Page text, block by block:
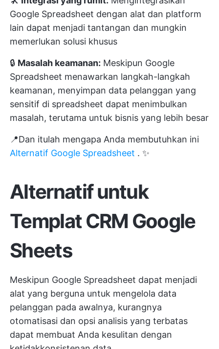
Google Spreadsheet dengan alat dan platform
lain dapat menjadi tantangan dan mungkin
memerlukan solusi khusus
🔒 Masalah keamanan: Meskipun Google
Spreadsheet menawarkan langkah-langkah
keamanan, menyimpan data pelanggan yang
sensitif di spreadsheet dapat menimbulkan
masalah, terutama untuk bisnis yang lebih besar
📍Dan itulah mengapa Anda membutuhkan ini
Alternatif Google Spreadsheet . ✨
Alternatif untuk
Templat CRM Google
Sheets
Meskipun Google Spreadsheet dapat menjadi
alat yang berguna untuk mengelola data
pelanggan pada awalnya, kurangnya
otomatisasi dan opsi analisis yang terbatas
dapat membuat Anda kesulitan dengan